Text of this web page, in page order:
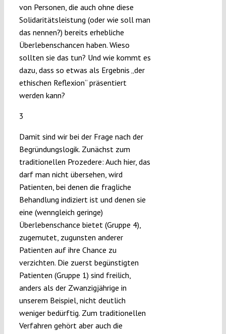
von Personen, die auch ohne diese
Solidaritätsleistung (oder wie soll man
das nennen?) bereits erhebliche
Überlebenschancen haben. Wieso
sollten sie das tun? Und wie kommt es
dazu, dass so etwas als Ergebnis „der
ethischen Reflexion“ präsentiert
werden kann?
3
Damit sind wir bei der Frage nach der
Begründungslogik. Zunächst zum
traditionellen Prozedere: Auch hier, das
darf man nicht übersehen, wird
Patienten, bei denen die fragliche
Behandlung indiziert ist und denen sie
eine (wenngleich geringe)
Überlebenschance bietet (Gruppe 4),
zugemutet, zugunsten anderer
Patienten auf ihre Chance zu
verzichten. Die zuerst begünstigten
Patienten (Gruppe 1) sind freilich,
anders als der Zwanzigjährige in
unserem Beispiel, nicht deutlich
weniger bedürftig. Zum traditionellen
Verfahren gehört aber auch die